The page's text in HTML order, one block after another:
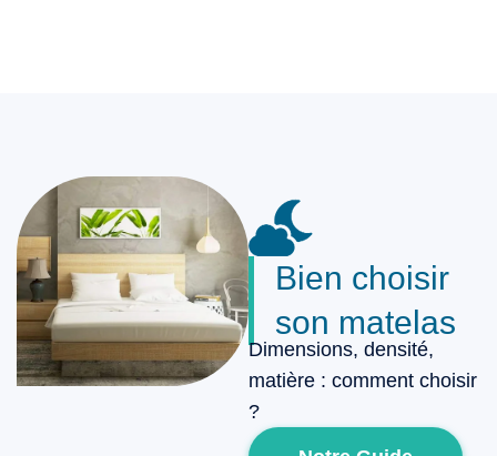
Bien choisir
son matelas
Dimensions, densité,
matière : comment choisir
?